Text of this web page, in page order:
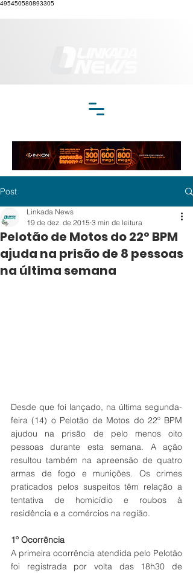
495450580893305
Post
Pelotão de Motos do 22º BPM
ajuda na prisão de 8 pessoas
na última semana
Linkada News
19 de dez. de 2015 3 min de leitura
Desde que foi lançado, na última segunda-
feira (14) o Pelotão de Motos do 22º BPM
ajudou na prisão de pelo menos oito
pessoas durante esta semana. A ação
resultou também na apreensão de quatro
armas de fogo e munições. Os crimes
praticados pelos suspeitos têm relação a
tentativa de homicídio e roubos à
residência e a comércios na região.
1º Ocorrência
A primeira ocorrência atendida pelo Pelotão
foi registrada por volta das 18h30 de